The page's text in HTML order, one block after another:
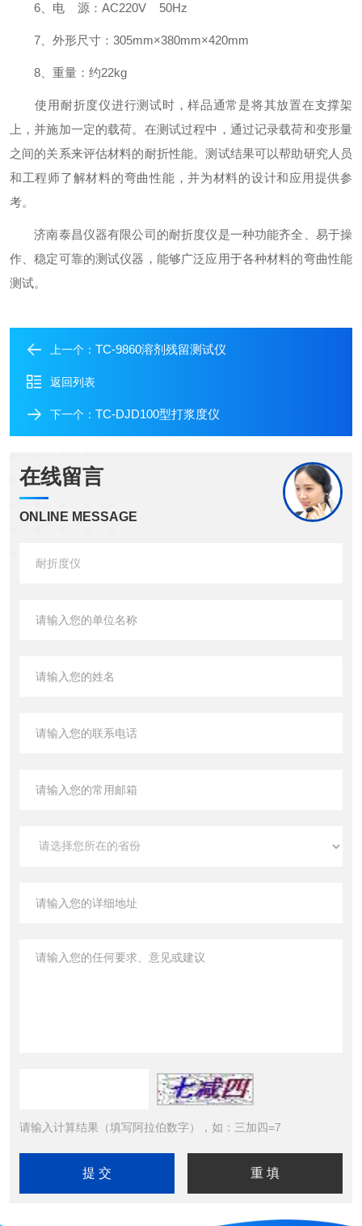
6、电 源：AC220V 50Hz
7、外形尺寸：305mm×380mm×420mm
8、重量：约22kg
使用耐折度仪进行测试时，样品通常是将其放置在支撑架
上，并施加一定的载荷。在测试过程中，通过记录载荷和变形量
之间的关系来评估材料的耐折性能。测试结果可以帮助研究人员
和工程师了解材料的弯曲性能，并为材料的设计和应用提供参
考。
济南泰昌仪器有限公司的耐折度仪是一种功能齐全、易于操
作、稳定可靠的测试仪器，能够广泛应用于各种材料的弯曲性能
测试。
上一个： TC-9860溶剂残留测试仪
返回列表
下一个： TC-DJD100型打浆度仪
在线留言
ONLINE MESSAGE
请输入计算结果（填写阿拉伯数字），如：三加四=7